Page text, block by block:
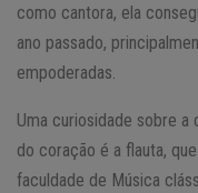
como cantora, ela
ano passado,
empoderadas.
Uma curiosidade sobre a
do coração é a flauta,
faculdade de Música